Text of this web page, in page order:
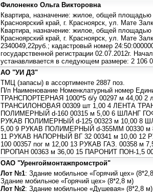
Филоненко Ольга Викторовна
Квартира, назначение: жилое, общей
Красноярский край, г. Красноярск, ул. Мате
Квартира, назначение: жилое, общей
Красноярский край, г. Красноярск, ул. Мате
2340049,22руб.; кадастровый номер
государственной регистрации 02.07.2012г.
устанавливается в следующем размере: 2 106
АО "УИ ДЗ"
ТМЦ (запасы) в ассортименте 2887 поз.
П/п Наименование Номенклатурный номер
ТРАНСПОРТЕРНАЯ 1000*5 б/у 00297 м 44,00 2
ТРАНСИЛОНОВАЯ 00309 шт 1,00 4 ЛЕНТА
ПОЛИМЕРНЫЙ d-160 00315 м 5,00 6 ШЛАНГ
РУКАВ ПОЛИМЕРНЫЙ d-125 00323 м 10,00 8
5,00 9 РУКАВ ПОЛИМЕРНЫЙ d-355ММ 00330 м
11 РУКАВ НАПОРНЫЙ ВГ 32 00341 м 10,00
100 00357 пог м 12,00 13 РУКАВ ГАЗ. 00358 м
ПРОПАН 00363 м 36,00 15 ПАРОНИТ ПОН-1,5
ОАО "Уренгоймонтажпромстрой"
Лот №1: Здание мобильное «Горячий цех»
Здание мобильное «Горячий цех» (8*2,8 м)
Лот №2: Здание мобильное «Душевая» (8*2,8 м)